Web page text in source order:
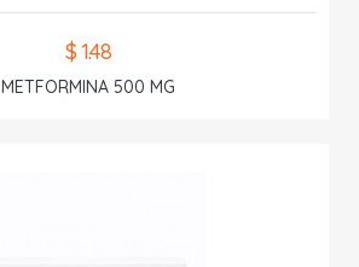
$ 1.48
METFORMINA 500 MG